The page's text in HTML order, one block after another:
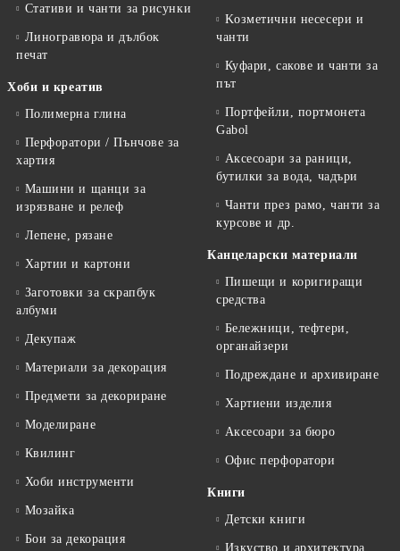
Стативи и чанти за рисунки
Линогравюра и дълбок
печат
Хоби и креатив
Полимерна глина
Перфоратори / Пънчове за
хартия
Машини и щанци за
изрязване и релеф
Лепене, рязане
Хартии и картони
Заготовки за скрапбук
албуми
Декупаж
Материали за декорация
Предмети за декориране
Моделиране
Квилинг
Хоби инструменти
Мозайка
Бои за декорация
Kозметични несесери и
чанти
Куфари, сакове и чанти за
път
Портфейли, портмонета
Gabol
Аксесоари за раници,
бутилки за вода, чадъри
Чанти през рамо, чанти за
курсове и др.
Канцеларски материали
Пишещи и коригиращи
средства
Бележници, тефтери,
органайзери
Подреждане и архивиране
Хартиени изделия
Аксесоари за бюро
Офис перфоратори
Книги
Детски книги
Изкуство и архитектура